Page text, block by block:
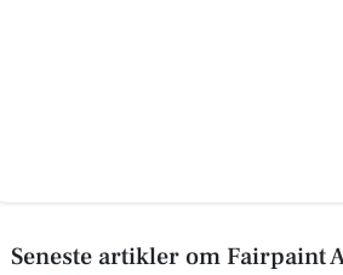
Seneste artikler om Fairpaint